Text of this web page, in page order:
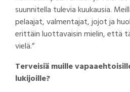
suunnitella tulevia kuukausia.
pelaajat, valmentajat, jojot ja
erittäin luottavaisin mielin, että
vielä.”
Terveisiä muille
lukijoille?